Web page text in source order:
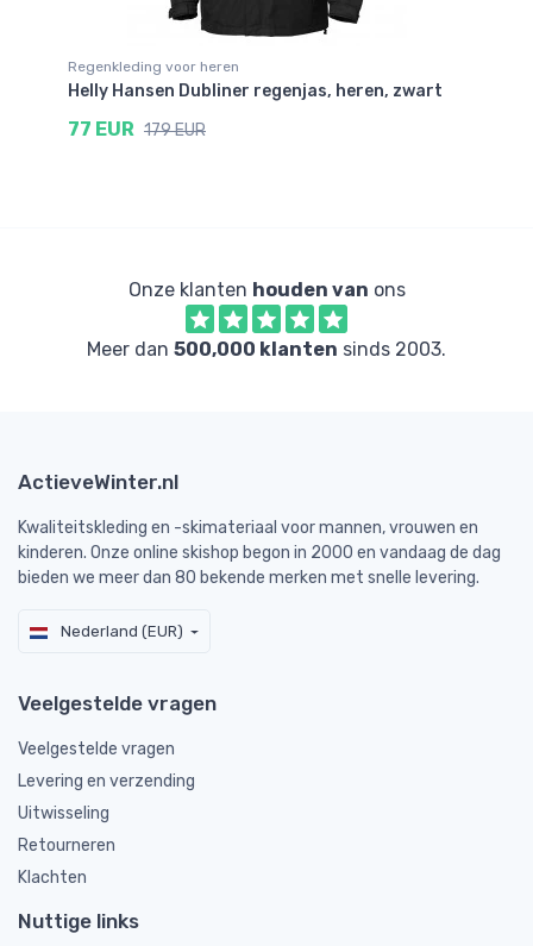
Regenkleding voor heren
Helly Hansen Dubliner regenjas, heren, zwart
77 EUR 179 EUR
Onze klanten houden van ons
Meer dan 500,000 klanten sinds 2003.
ActieveWinter.nl
Kwaliteitskleding en -skimateriaal voor mannen, vrouwen en
kinderen. Onze online skishop begon in 2000 en vandaag de dag
bieden we meer dan 80 bekende merken met snelle levering.
Nederland (EUR)
Veelgestelde vragen
Veelgestelde vragen
Levering en verzending
Uitwisseling
Retourneren
Klachten
Nuttige links